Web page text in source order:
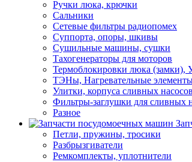
Ручки люка, крючки
Сальники
Сетевые фильтры радиопомех
Суппорта, опоры, шкивы
Сушильные машины, сушки
Тахогенераторы для моторов
Термоблокировки люка (замки),
ТЭНы, Нагревательные
Улитки, корпуса сливных насосов
Фильтры-заглушки для сливных
Разное
Петли, пружины, тросики
Разбрызгиватели
Ремкомплекты, уплотнители